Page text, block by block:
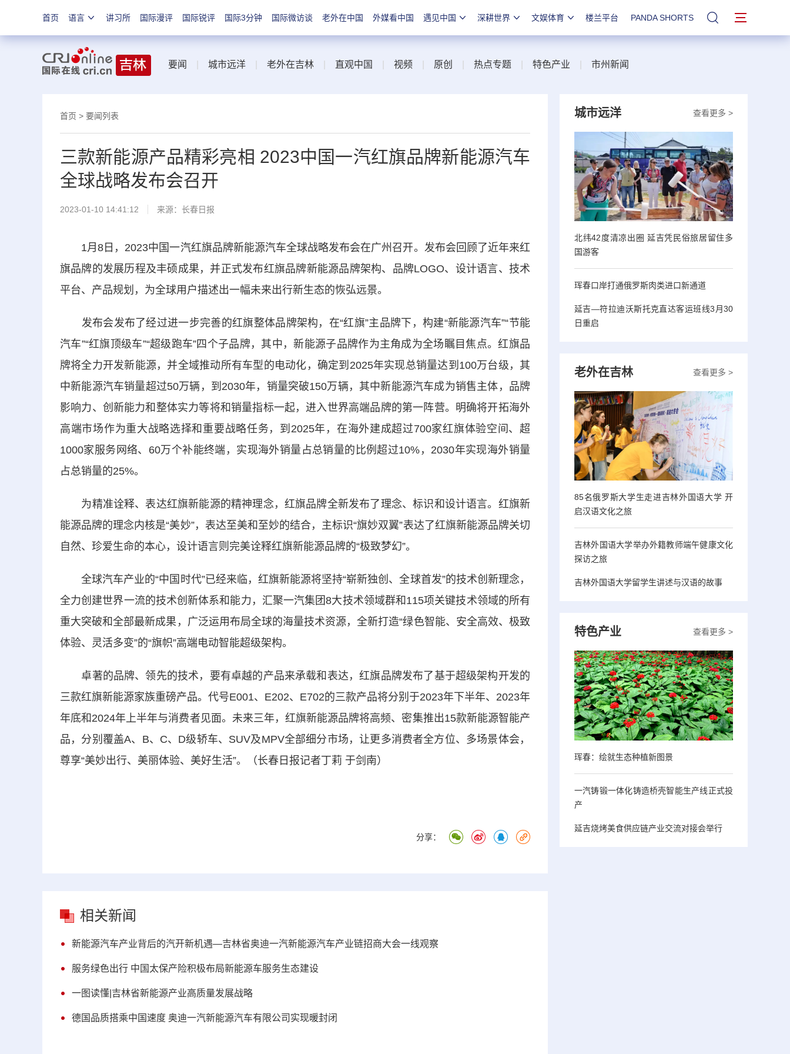
首页 语言 讲习所 国际漫评 国际锐评 国际3分钟 国际微访谈 老外在中国 外媒看中国 遇见中国 深耕世界 文娱体育 楼兰平台 PANDA SHORTS 站内搜索
要闻 城市远洋 老外在吉林 直观中国 视频 原创 热点专题 特色产业 市州新闻
首页 > 要闻列表
三款新能源产品精彩亮相 2023中国一汽红旗品牌新能源汽车
全球战略发布会召开
2023-01-10 14:41:12 来源： 长春日报
1月8日，2023中国一汽红旗品牌新能源汽车全球战略发布会在广州召开。发布会回顾了近年来红
旗品牌的发展历程及丰硕成果，并正式发布红旗品牌新能源品牌架构、品牌LOGO、设计语言、技术
平台、产品规划，为全球用户描述出一幅未来出行新生态的恢弘远景。
发布会发布了经过进一步完善的红旗整体品牌架构，在“红旗”主品牌下，构建“新能源汽车”“节能
汽车”“红旗顶级车”“超级跑车”四个子品牌，其中，新能源子品牌作为主角成为全场瞩目焦点。红旗品
牌将全力开发新能源，并全域推动所有车型的电动化，确定到2025年实现总销量达到100万台级，其
中新能源汽车销量超过50万辆，到2030年，销量突破150万辆，其中新能源汽车成为销售主体，品牌
影响力、创新能力和整体实力等将和销量指标一起，进入世界高端品牌的第一阵营。明确将开拓海外
高端市场作为重大战略选择和重要战略任务，到2025年，在海外建成超过700家红旗体验空间、超
1000家服务网络、60万个补能终端，实现海外销量占总销量的比例超过10%，2030年实现海外销量
占总销量的25%。
为精准诠释、表达红旗新能源的精神理念，红旗品牌全新发布了理念、标识和设计语言。红旗新
能源品牌的理念内核是“美妙”，表达至美和至妙的结合，主标识“旗妙双翼”表达了红旗新能源品牌关切
自然、珍爱生命的本心，设计语言则完美诠释红旗新能源品牌的“极致梦幻”。
全球汽车产业的“中国时代”已经来临，红旗新能源将坚持“崭新独创、全球首发”的技术创新理念，
全力创建世界一流的技术创新体系和能力，汇聚一汽集团8大技术领域群和115项关键技术领域的所有
重大突破和全部最新成果，广泛运用布局全球的海量技术资源，全新打造“绿色智能、安全高效、极致
体验、灵活多变”的“旗帜”高端电动智能超级架构。
卓著的品牌、领先的技术，要有卓越的产品来承载和表达，红旗品牌发布了基于超级架构开发的
三款红旗新能源家族重磅产品。代号E001、E202、E702的三款产品将分别于2023年下半年、2023年
年底和2024年上半年与消费者见面。未来三年，红旗新能源品牌将高频、密集推出15款新能源智能产
品，分别覆盖A、B、C、D级轿车、SUV及MPV全部细分市场，让更多消费者全方位、多场景体会，
尊享“美妙出行、美丽体验、美好生活”。（长春日报记者丁莉 于剑南）
分享：
相关新闻
新能源汽车产业背后的汽开新机遇—吉林省奥迪一汽新能源汽车产业链招商大会一线观察
服务绿色出行 中国太保产险积极布局新能源车服务生态建设
一图读懂|吉林省新能源产业高质量发展战略
德国品质搭乘中国速度 奥迪一汽新能源汽车有限公司实现暖封闭
查看更多 >
城市远洋
北纬42度清凉出圈 延吉凭民俗旅居留住多
国游客
珲春口岸打通俄罗斯肉类进口新通道
延吉—符拉迪沃斯托克直达客运班线3月30
日重启
查看更多 >
老外在吉林
85名俄罗斯大学生走进吉林外国语大学 开
启汉语文化之旅
吉林外国语大学举办外籍教师端午健康文化
探访之旅
吉林外国语大学留学生讲述与汉语的故事
查看更多 >
特色产业
珲春：绘就生态种植新图景
一汽铸锻一体化铸造桥壳智能生产线正式投
产
延吉烧烤美食供应链产业交流对接会举行